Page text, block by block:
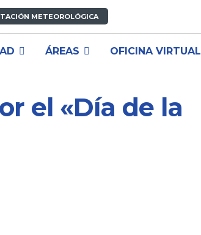
METEOROLÓGICA
ÁREAS OFICINA VIRTUAL
el «Día de la